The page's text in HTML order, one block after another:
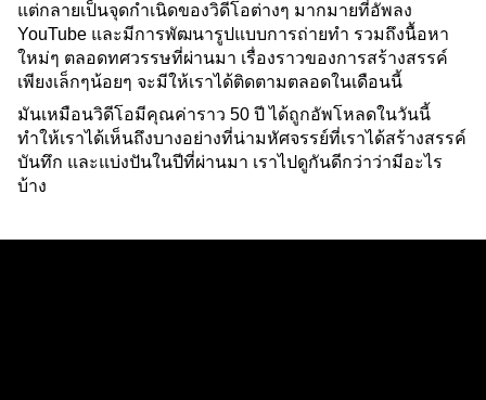
แต่กลายเป็นจุดกำเนิดของวิดีโอต่างๆ มากมายที่อัพลง
YouTube และมีการพัฒนารูปแบบการถ่ายทำ รวมถึงนื้อหา
ใหม่ๆ ตลอดทศวรรษที่ผ่านมา เรื่องราวของการสร้างสรรค์
เพียงเล็กๆน้อยๆ จะมีให้เราได้ติดตามตลอดในเดือนนี้
มันเหมือนวิดีโอมีคุณค่าราว 50 ปี ได้ถูกอัพโหลดในวันนี้
ทำให้เราได้เห็นถึงบางอย่างที่น่ามหัศจรรย์ที่เราได้สร้างสรรค์
บันทึก และแบ่งปันในปีที่ผ่านมา เราไปดูกันดีกว่าว่ามีอะไร
บ้าง